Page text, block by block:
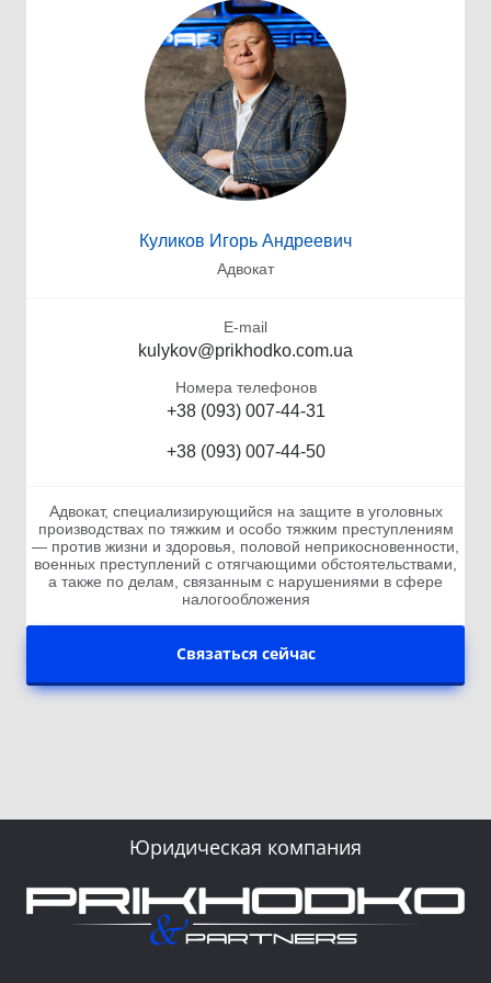
Куликов Игорь Андреевич
Адвокат
E-mail
kulykov@prikhodko.com.ua
Номера телефонов
+38 (093) 007-44-31
+38 (093) 007-44-50
Адвокат, специализирующийся на защите в уголовных
производствах по тяжким и особо тяжким преступлениям
— против жизни и здоровья, половой неприкосновенности,
военных преступлений с отягчающими обстоятельствами,
а также по делам, связанным с нарушениями в сфере
налогообложения
Связаться сейчас
Юридическая компания